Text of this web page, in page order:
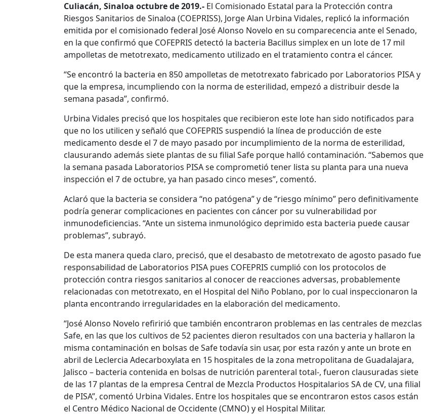
Culiacán, Sinaloa octubre de 2019.- El Comisionado Estatal para la Protección contra
Riesgos Sanitarios de Sinaloa (COEPRISS), Jorge Alan Urbina Vidales, replicó la información
emitida por el comisionado federal José Alonso Novelo en su comparecencia ante el Senado,
en la que confirmó que COFEPRIS detectó la bacteria Bacillus simplex en un lote de 17 mil
ampolletas de metotrexato, medicamento utilizado en el tratamiento contra el cáncer.
“Se encontró la bacteria en 850 ampolletas de metotrexato fabricado por Laboratorios PISA y
que la empresa, incumpliendo con la norma de esterilidad, empezó a distribuir desde la
semana pasada”, confirmó.
Urbina Vidales precisó que los hospitales que recibieron este lote han sido notificados para
que no los utilicen y señaló que COFEPRIS suspendió la línea de producción de este
medicamento desde el 7 de mayo pasado por incumplimiento de la norma de esterilidad,
clausurando además siete plantas de su filial Safe porque halló contaminación. “Sabemos que
la semana pasada Laboratorios PISA se comprometió tener lista su planta para una nueva
inspección el 7 de octubre, ya han pasado cinco meses”, comentó.
Aclaró que la bacteria se considera “no patógena” y de “riesgo mínimo” pero definitivamente
podría generar complicaciones en pacientes con cáncer por su vulnerabilidad por
inmunodeficiencias. “Ante un sistema inmunológico deprimido esta bacteria puede causar
problemas”, subrayó.
De esta manera queda claro, precisó, que el desabasto de metotrexato de agosto pasado fue
responsabilidad de Laboratorios PISA pues COFEPRIS cumplió con los protocolos de
protección contra riesgos sanitarios al conocer de reacciones adversas, probablemente
relacionadas con metotrexato, en el Hospital del Niño Poblano, por lo cual inspeccionaron la
planta encontrando irregularidades en la elaboración del medicamento.
“José Alonso Novelo refiririó que también encontraron problemas en las centrales de mezclas
Safe, en las que los cultivos de 52 pacientes dieron resultados con una bacteria y hallaron la
misma contaminación en bolsas de Safe todavía sin usar, por esta razón y ante un brote en
abril de Leclercia Adecarboxylata en 15 hospitales de la zona metropolitana de Guadalajara,
Jalisco – bacteria contenida en bolsas de nutrición parenteral total-, fueron clausuradas siete
de las 17 plantas de la empresa Central de Mezcla Productos Hospitalarios SA de CV, una filial
de PISA”, comentó Urbina Vidales. Entre los hospitales que se encontraron estos casos están
el Centro Médico Nacional de Occidente (CMNO) y el Hospital Militar.